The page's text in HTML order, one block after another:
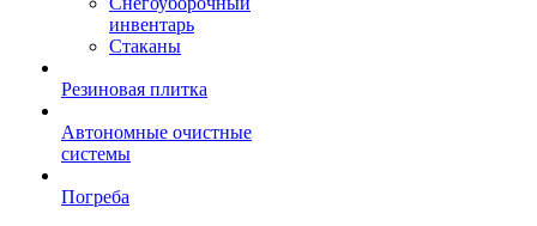
инвентарь
Стаканы
Резиновая плитка
Автономные очистные
системы
Погреба